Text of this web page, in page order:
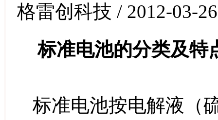
格雷创科技 / 2012-03-26
标准电池的分类及特
标准电池按电解液（